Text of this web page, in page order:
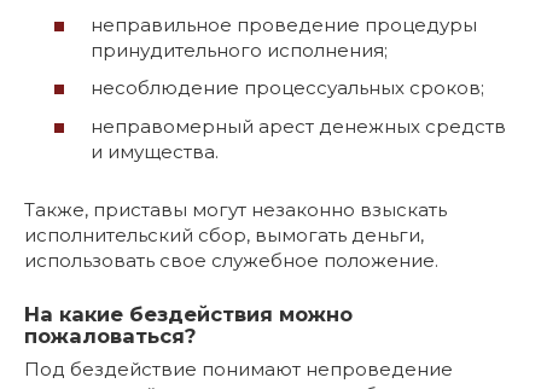
неправильное проведение процедуры
принудительного исполнения;
несоблюдение процессуальных сроков;
неправомерный арест денежных средств
и имущества.
Также, приставы могут незаконно взыскать
исполнительский сбор, вымогать деньги,
использовать свое служебное положение.
На какие бездействия можно
пожаловаться?
Под бездействие понимают непроведение